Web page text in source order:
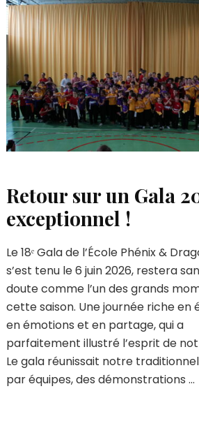
Retour sur un Gala
exceptionnel !
Le 18ᵉ Gala de l’École Phénix &
s’est tenu le 6 juin 2026, restera
doute comme l’un des grands
cette saison. Une journée riche en
en émotions et en partage, qui a
parfaitement illustré l’esprit de
Le gala réunissait notre
par équipes, des démonstrations …